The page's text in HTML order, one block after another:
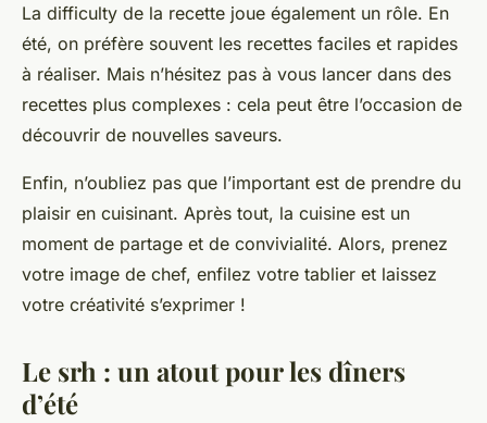
La difficulty de la recette joue également un rôle. En
été, on préfère souvent les recettes faciles et rapides
à réaliser. Mais n’hésitez pas à vous lancer dans des
recettes plus complexes : cela peut être l’occasion de
découvrir de nouvelles saveurs.
Enfin, n’oubliez pas que l’important est de prendre du
plaisir en cuisinant. Après tout, la cuisine est un
moment de partage et de convivialité. Alors, prenez
votre image de chef, enfilez votre tablier et laissez
votre créativité s’exprimer !
Le srh : un atout pour les dîners
d’été